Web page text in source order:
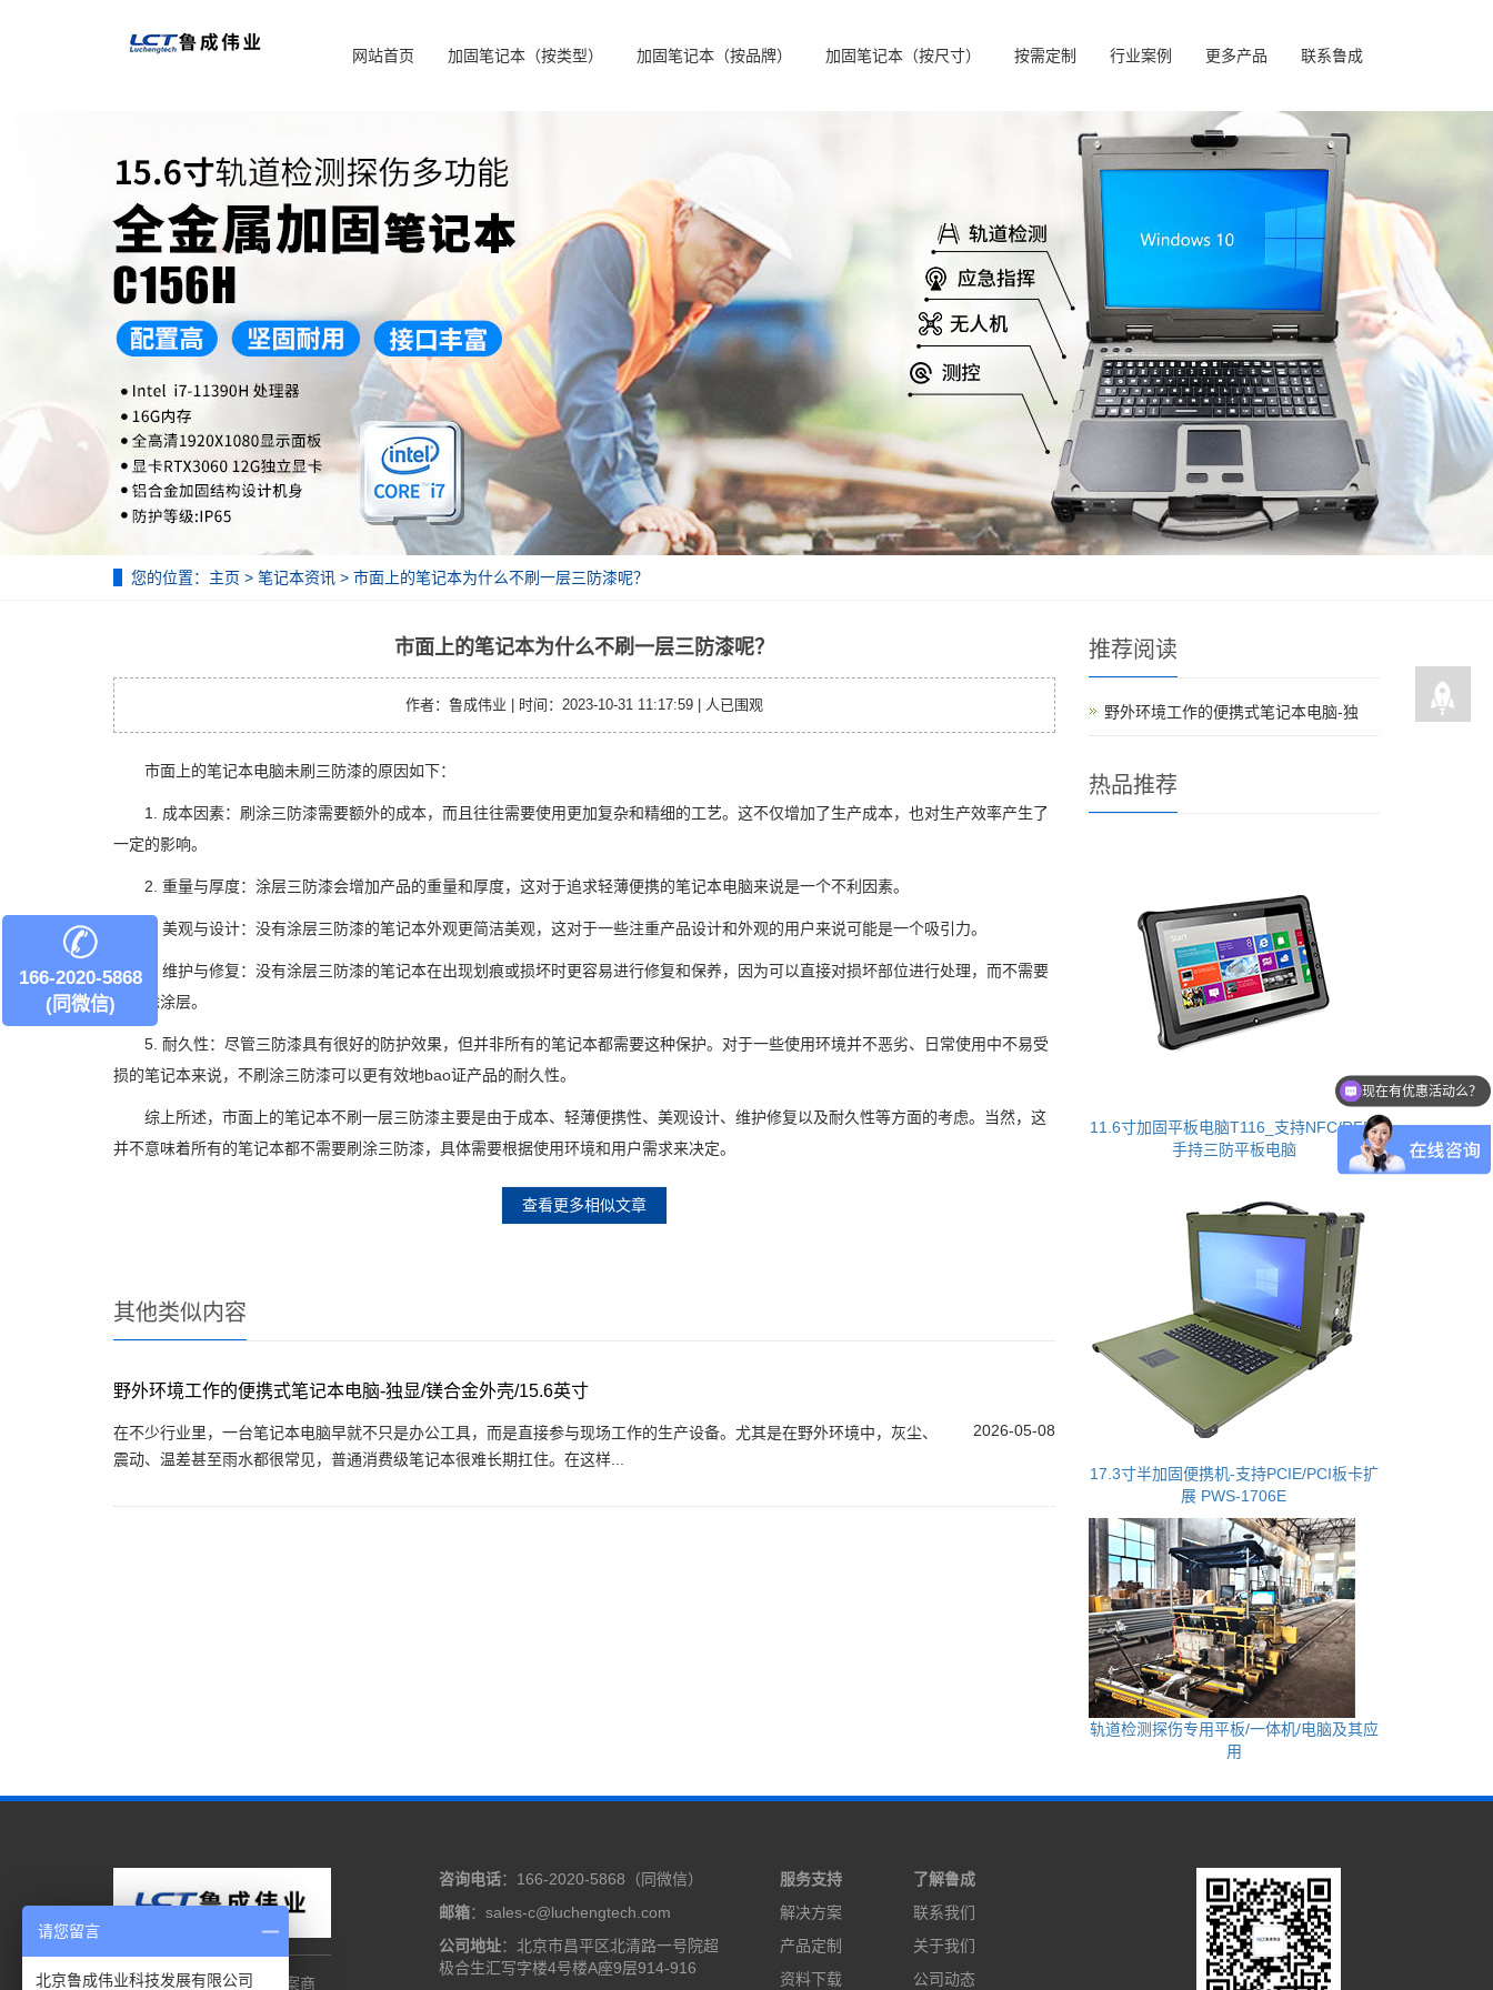
网站首页 加固笔记本（按类型） 加固笔记本（按品牌） 加固笔记本（按尺寸） 按需定制 行业案例 更多产品 联系鲁成
您的位置： 主页 > 笔记本资讯 > 市面上的笔记本为什么不刷一层三防漆呢？
市面上的笔记本为什么不刷一层三防漆呢？
作者：鲁成伟业 | 时间：2023-10-31 11:17:59 | 人已围观
市面上的笔记本电脑未刷三防漆的原因如下：
1. 成本因素：刷涂三防漆需要额外的成本，而且往往需要使用更加复杂和精细的工艺。这不仅增加了生产成本，也对生产效率产生了
一定的影响。
2. 重量与厚度：涂层三防漆会增加产品的重量和厚度，这对于追求轻薄便携的笔记本电脑来说是一个不利因素。
3. 美观与设计：没有涂层三防漆的笔记本外观更简洁美观，这对于一些注重产品设计和外观的用户来说可能是一个吸引力。
4. 维护与修复：没有涂层三防漆的笔记本在出现划痕或损坏时更容易进行修复和保养，因为可以直接对损坏部位进行处理，而不需要
先去除涂层。
5. 耐久性：尽管三防漆具有很好的防护效果，但并非所有的笔记本都需要这种保护。对于一些使用环境并不恶劣、日常使用中不易受
损的笔记本来说，不刷涂三防漆可以更有效地bao证产品的耐久性。
综上所述，市面上的笔记本不刷一层三防漆主要是由于成本、轻薄便携性、美观设计、维护修复以及耐久性等方面的考虑。当然，这
并不意味着所有的笔记本都不需要刷涂三防漆，具体需要根据使用环境和用户需求来决定。
查看更多相似文章
其他类似内容
野外环境工作的便携式笔记本电脑-独显/镁合金外壳/15.6英寸
2026-05-08
在不少行业里，一台笔记本电脑早就不只是办公工具，而是直接参与现场工作的生产设备。尤其是在野外环境中，灰尘、
震动、温差甚至雨水都很常见，普通消费级笔记本很难长期扛住。在这样...
推荐阅读
野外环境工作的便携式笔记本电脑-独
热品推荐
11.6寸加固平板电脑T116_支持NFC/RFID
手持三防平板电脑
17.3寸半加固便携机-支持PCIE/PCI板卡扩
展 PWS-1706E
轨道检测探伤专用平板/一体机/电脑及其应
用
加固计算机定制解决方案商
咨询电话：166-2020-5868（同微信）
邮箱：sales-c@luchengtech.com
公司地址：北京市昌平区北清路一号院超
极合生汇写字楼4号楼A座9层914-916
服务支持
解决方案
产品定制
资料下载
了解鲁成
联系我们
关于我们
公司动态
166-2020-5868
(同微信)
可以介绍下你们的产品么？
请您留言
北京鲁成伟业科技发展有限公司